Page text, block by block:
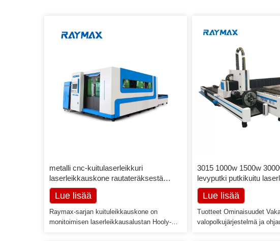
3015 1000w 1500w
levyputki putkikuitu
Lue lisää
Tuotteet Ominaisuudet
valopolkujärjestelmä ja
metalli cnc-kuitulaserleikkuri
laserleikkauskone rautateräksestä
alumiinikuparilevylle
Lue lisää
Raymax-sarjan kuituleikkauskone on
monitoimisen laserleikkausalustan Hooly-